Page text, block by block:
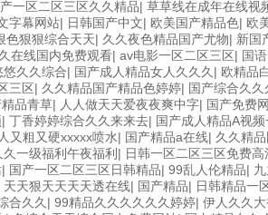
一区二区三区久久精品| 草草线在成年在线视
字幕网站| 日韩国产中文| 欧美国产精品色| 欧
色狠狠综合天天| 久久夜色精品国产尤物| 新国
在线国内免费观看| av电影一区二区三区| 国
悠久久综合| 国产成人精品女人久久久| 欧精品
三区| 久久精品国产精品色婷婷| 国产综合久
品青草| 人人做天天爱夜夜爽中字| 国产免费
| 丁香婷婷综合久久来来去| 国产成人精品A视
又粗又硬xxxxx喷水| 国产精品a在线| 久久精
久一级福利午夜福利 | 日韩一区二区三区免费高
| 国产一区二区三区日韩精品| 99乱人伦精品|
天天狠天天天天透在线| 国产精品| 日韩精品一
合久久| 99精品久久久久久久婷婷| 伊人久久